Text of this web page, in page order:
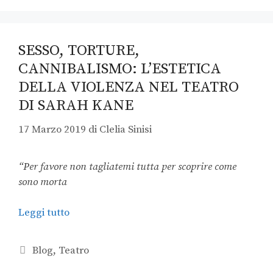
SESSO, TORTURE,
CANNIBALISMO: L’ESTETICA
DELLA VIOLENZA NEL TEATRO
DI SARAH KANE
17 Marzo 2019 di Clelia Sinisi
“Per favore non tagliatemi tutta per scoprire come
sono morta
Leggi tutto
Blog, Teatro